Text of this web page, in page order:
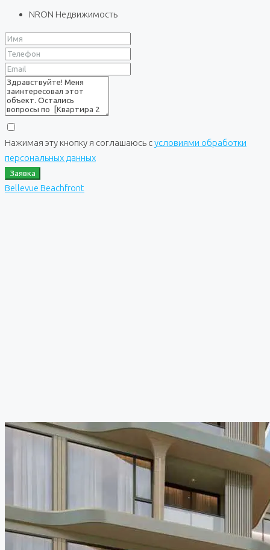
NRON Недвижимость
Нажимая эту кнопку я соглашаюсь сусловиями обработки
персональных данных
Заявка
Bellevue Beachfront